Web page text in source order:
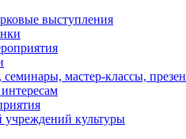
выступления
мастер-классы,
учреждений культуры